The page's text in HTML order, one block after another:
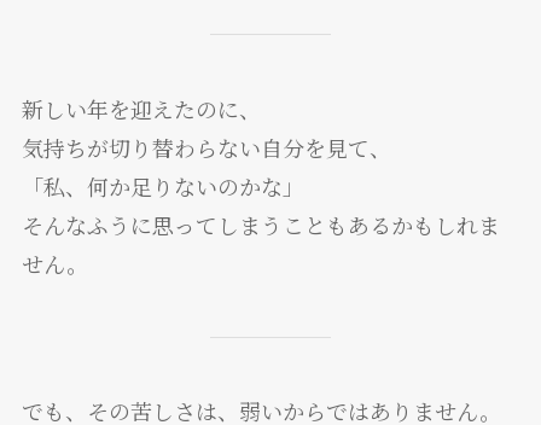
新しい年を迎えたのに、
気持ちが切り替わらない自分を見て、
「私、何か足りないのかな」
そんなふうに思ってしまうこともあるかもしれま
せん。
でも、その苦しさは、弱いからではありません。